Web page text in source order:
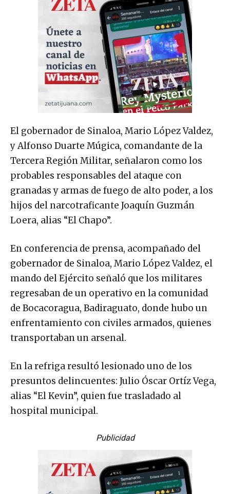
El gobernador de Sinaloa, Mario López Valdez,
y Alfonso Duarte Múgica, comandante de la
Tercera Región Militar, señalaron como los
probables responsables del ataque con
granadas y armas de fuego de alto poder, a los
hijos del narcotraficante Joaquín Guzmán
Loera, alias “El Chapo”.
En conferencia de prensa, acompañado del
gobernador de Sinaloa, Mario López Valdez, el
mando del Ejército señaló que los militares
regresaban de un operativo en la comunidad
de Bocacoragua, Badiraguato, donde hubo un
enfrentamiento con civiles armados, quienes
transportaban un arsenal.
En la refriga resultó lesionado uno de los
presuntos delincuentes: Julio Óscar Ortíz Vega,
alias “El Kevin”, quien fue trasladado al
hospital municipal.
Publicidad